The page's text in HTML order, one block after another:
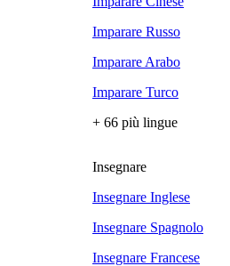
Imparare Russo
Imparare Arabo
Imparare Turco
+ 66 più lingue
Insegnare
Insegnare Inglese
Insegnare Spagnolo
Insegnare Francese